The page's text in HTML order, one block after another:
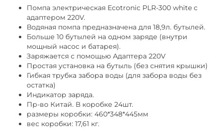
Помпа электрическая Ecotronic PLR-300 white с
адаптером 220V.
Водяная помпа предназначена для 18,9л. бутылей.
Больше 10 бутылей на одном заряде (внутри
мощный насос и батарея).
Заряжается с помощью Адаптера 220V
Простая установка на бутыль (без снятия крышки)
Гибкая трубка забора воды (для забора воды без
остатка)
Индикатор заряда.
Пр-во Китай. В коробке 24шт.
размеры коробки: 460*348*445мм
вес коробки: 17,61 кг.